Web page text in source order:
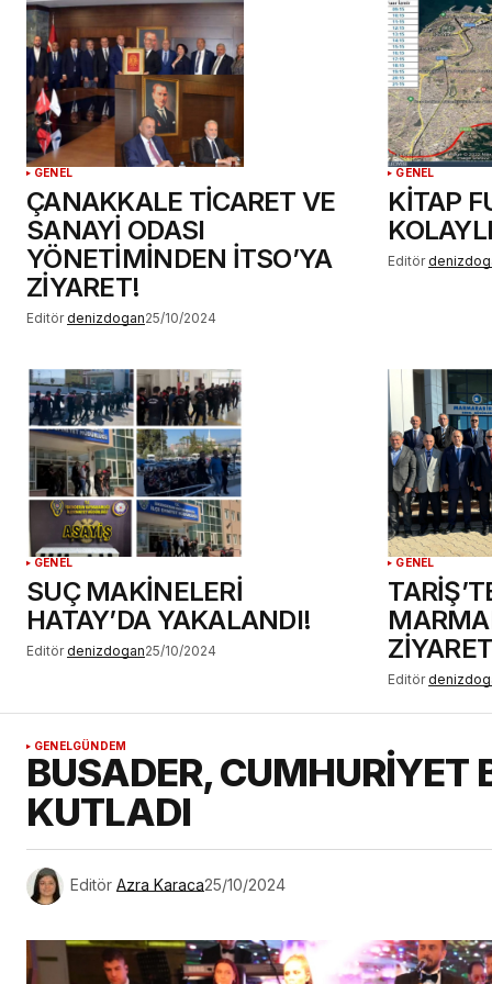
GENEL
ÇANAKKALE TİCARET VE
SANAYİ ODASI
YÖNETİMİNDEN İTSO’YA
ZİYARET!
Editör denizdogan25/10/2024
GENEL
KİTAP
Editör
GENEL
SUÇ MAKİNELERİ
HATAY’DA YAKALANDI!
Editör denizdogan25/10/2024
GENEL
Editör
GENELGÜNDEM
BUSADER,
KUTLADI
Editör Azra Karaca25/10/2024